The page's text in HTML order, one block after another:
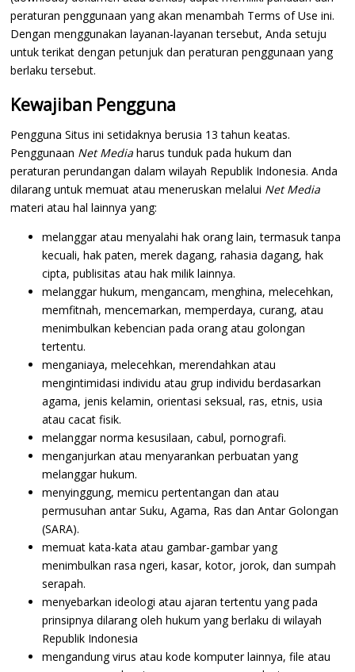
peraturan penggunaan yang akan menambah Terms of Use ini.
Dengan menggunakan layanan-layanan tersebut, Anda setuju
untuk terikat dengan petunjuk dan peraturan penggunaan yang
berlaku tersebut.
Kewajiban Pengguna
Pengguna Situs ini setidaknya berusia 13 tahun keatas.
Penggunaan Net Media harus tunduk pada hukum dan
peraturan perundangan dalam wilayah Republik Indonesia. Anda
dilarang untuk memuat atau meneruskan melalui Net Media
materi atau hal lainnya yang:
melanggar atau menyalahi hak orang lain, termasuk tanpa
kecuali, hak paten, merek dagang, rahasia dagang, hak
cipta, publisitas atau hak milik lainnya.
melanggar hukum, mengancam, menghina, melecehkan,
memfitnah, mencemarkan, memperdaya, curang, atau
menimbulkan kebencian pada orang atau golongan
tertentu.
menganiaya, melecehkan, merendahkan atau
mengintimidasi individu atau grup individu berdasarkan
agama, jenis kelamin, orientasi seksual, ras, etnis, usia
atau cacat fisik.
melanggar norma kesusilaan, cabul, pornografi.
menganjurkan atau menyarankan perbuatan yang
melanggar hukum.
menyinggung, memicu pertentangan dan atau
permusuhan antar Suku, Agama, Ras dan Antar Golongan
(SARA).
memuat kata-kata atau gambar-gambar yang
menimbulkan rasa ngeri, kasar, kotor, jorok, dan sumpah
serapah.
menyebarkan ideologi atau ajaran tertentu yang pada
prinsipnya dilarang oleh hukum yang berlaku di wilayah
Republik Indonesia
mengandung virus atau kode komputer lainnya, file atau